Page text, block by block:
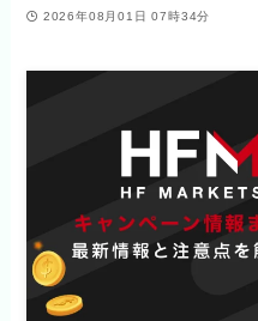
2026年08月01日 07時34分